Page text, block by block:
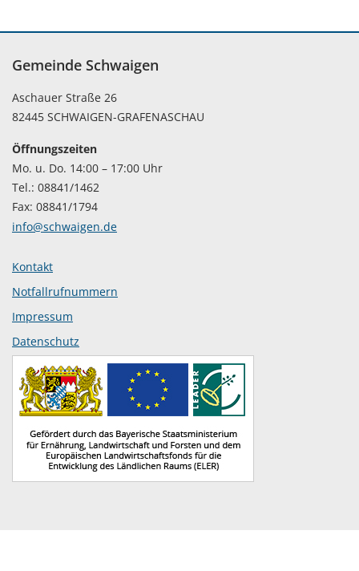
Gemeinde Schwaigen
Aschauer Straße 26
82445 SCHWAIGEN-GRAFENASCHAU
Öffnungszeiten
Mo. u. Do. 14:00 – 17:00 Uhr
Tel.: 08841/1462
Fax: 08841/1794
info@schwaigen.de
Kontakt
Notfallrufnummern
Impressum
Datenschutz